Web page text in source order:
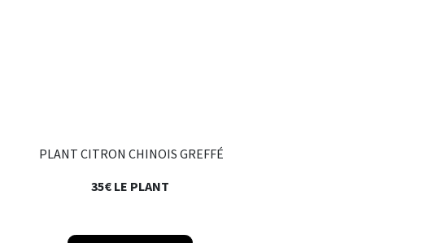
PLANT CITRON CHINOIS GREFFÉ
35€ LE PLANT